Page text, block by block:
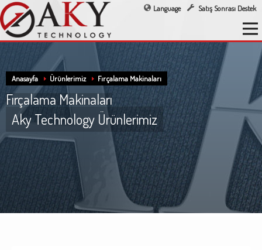
Language Satış Sonrası Destek
Anasayfa Ürünlerimiz Fırçalama Makinaları
Fırçalama Makinaları
Aky Technology Ürünlerimiz